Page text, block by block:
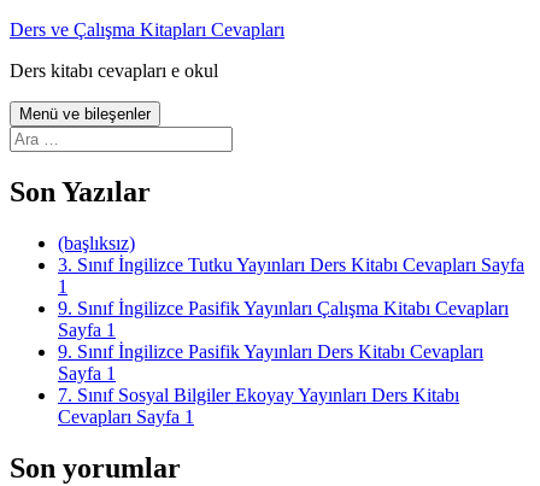
İçeriğe
Ders ve Çalışma Kitapları Cevapları
Ders kitabı cevapları e okul
Menü ve bileşenler
Arama:
Son Yazılar
(başlıksız)
3. Sınıf İngilizce Tutku Yayınları Ders Kitabı Cevapları Sayfa
1
9. Sınıf İngilizce Pasifik Yayınları Çalışma Kitabı Cevapları
Sayfa 1
9. Sınıf İngilizce Pasifik Yayınları Ders Kitabı Cevapları
Sayfa 1
7. Sınıf Sosyal Bilgiler Ekoyay Yayınları Ders Kitabı
Cevapları Sayfa 1
Son yorumlar